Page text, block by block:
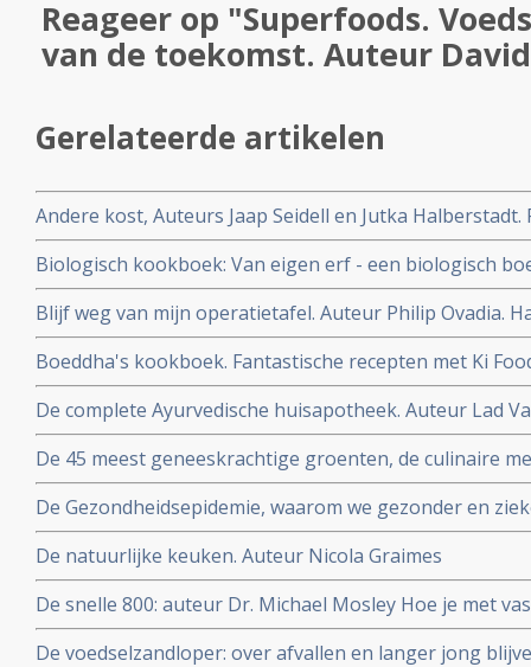
Reageer op "Superfoods.
van de toekomst. Auteur
Gerelateerde artikelen
Andere kost, Auteurs Jaap Seidell en Jutka
duurzamer voedselsysteem
Biologisch kookboek: Van eigen erf - een biologisch
Auteurs Iris van de Graaf en Maria van Boxtel
Blijf weg van mijn operatietafel. Auteur Philip Ovadia.
om gewicht te verliezen, ziekte te voorkomen en je
Boeddha's kookboek. Fantastische recepten met Ki
De complete Ayurvedische huisapotheek. Auteur Lad
wijsheid van 5000 jaar oude medische kennis uit India
De 45 meest geneeskrachtige groenten, de culinaire
Dijkman
De Gezondheidsepidemie, waarom we gezonder en
De natuurlijke keuken. Auteur Nicola Graimes
De snelle 800: auteur Dr. Michael Mosley Hoe je met
zelfs kanker en diabetes kan voorkomen of zelfs
De voedselzandloper: over afvallen en langer jong